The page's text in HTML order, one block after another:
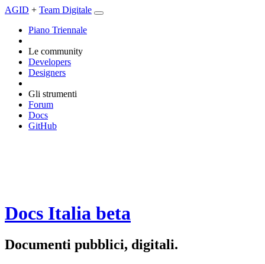
AGID + Team Digitale
Piano Triennale
Le community
Developers
Designers
Gli strumenti
Forum
Docs
GitHub
Docs Italia beta
Documenti pubblici, digitali.